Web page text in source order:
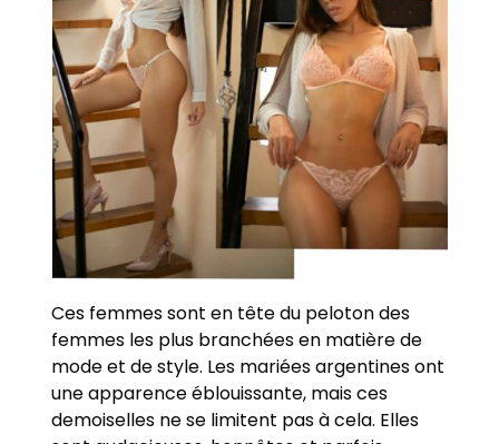
Ces femmes sont en tête du peloton des
femmes les plus branchées en matière de
mode et de style. Les mariées argentines ont
une apparence éblouissante, mais ces
demoiselles ne se limitent pas à cela. Elles